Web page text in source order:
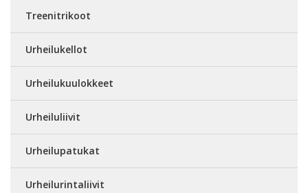
Treenitrikoot
Urheilukellot
Urheilukuulokkeet
Urheiluliivit
Urheilupatukat
Urheilurintaliivit